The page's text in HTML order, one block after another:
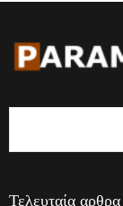
Τελευταία αρθρα